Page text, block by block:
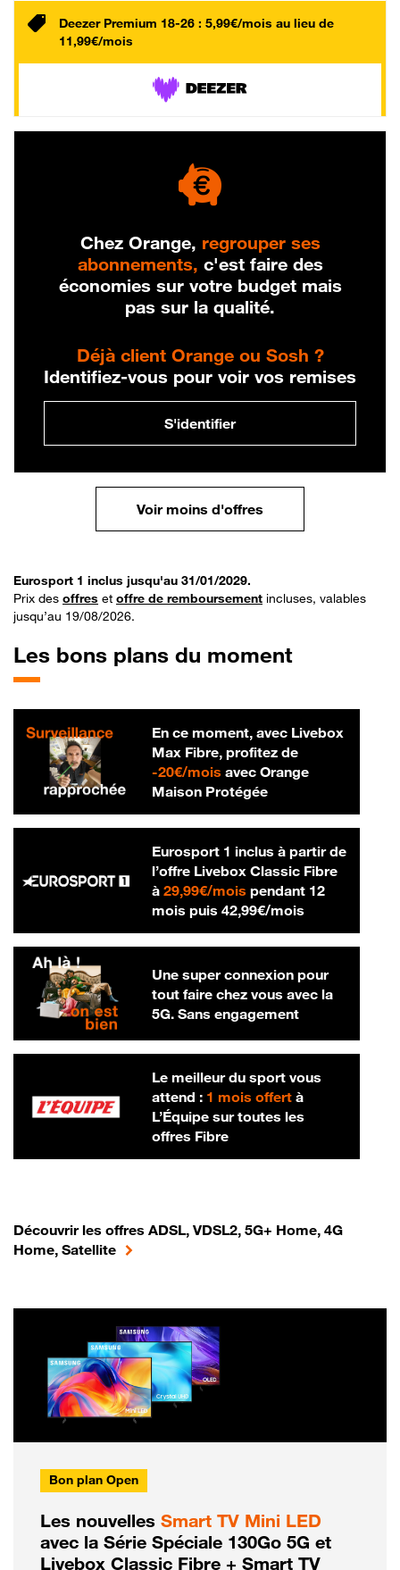
Deezer Premium 18-26 : 5,99€/mois au lieu de
11,99€/mois
Chez Orange, regrouper ses
abonnements, c'est faire des
économies sur votre budget mais
pas sur la qualité.
Déjà client Orange ou Sosh ?
Identifiez-vous pour voir vos remises
S'identifier
Voir moins d'offres
Eurosport 1 inclus jusqu'au 31/01/2029.
Prix des offres et offre de remboursement incluses, valables
jusqu’au 19/08/2026.
Les bons plans du moment
En ce moment, avec Livebox
Max Fibre, profitez de
-20€/mois20 € par mois
avec Orange
Maison Protégée
Eurosport 1 inclus à partir de
l’offre Livebox Classic Fibre
à 29,99€/mois29,99 € par mois
pendant 12
mois puis 42,99€/mois42,99 € par
Une super connexion pour
tout faire chez vous avec la
5G. Sans engagement
Le meilleur du sport vous
attend : 1 mois offertà
L’Équipe sur toutes les
offres Fibre
Découvrir les offres ADSL, VDSL2, 5G+ Home, 4G
Home, Satellite
Bon plan Open
Les nouvelles Smart TV Mini LED
avec la Série Spéciale 130Go 5G et
Livebox Classic Fibre + Smart TV